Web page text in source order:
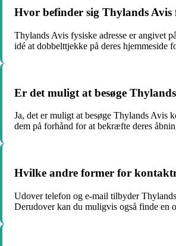
Hvor befinder sig Thylands Avis
Thylands Avis fysiske adresse er angivet
idé at dobbelttjekke på deres hjemmeside
Er det muligt at besøge
Ja, det er muligt at besøge Thylands Avis
dem på forhånd for at bekræfte deres
Hvilke andre former for
Udover telefon og e-mail tilbyder
Derudover kan du muligvis også finde en